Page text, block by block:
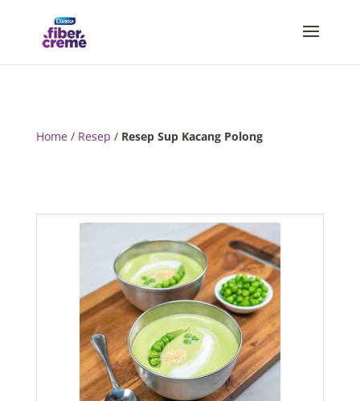
Home/ Resep / Resep Sup Kacang Polong